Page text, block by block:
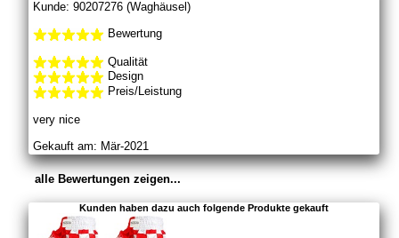
Kunde: 90207276 (Waghäusel)
Bewertung
Qualität
Design
Preis/Leistung
very nice
Gekauft am: Mär-2021
alle Bewertungen zeigen...
Kunden haben dazu auch folgende Produkte gekauft